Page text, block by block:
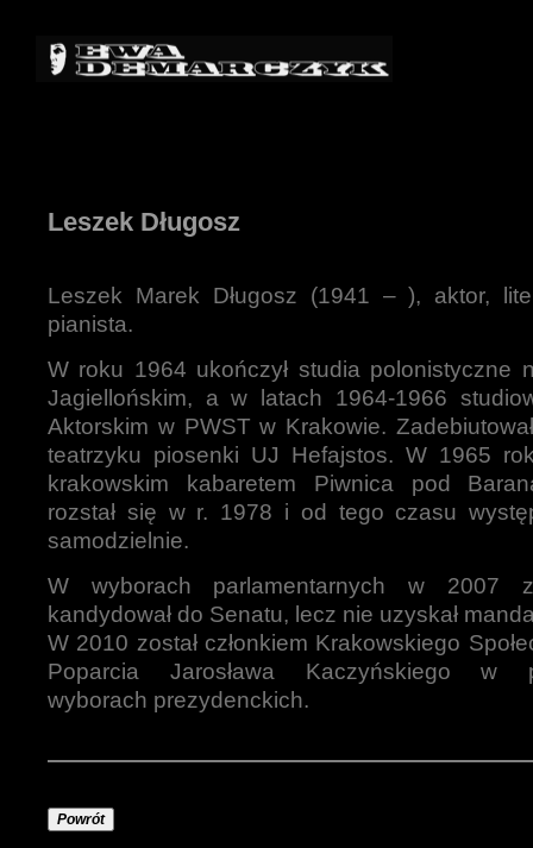
Leszek Długosz
Leszek Marek Długosz (1941 – ), aktor,
pianista.
W roku 1964 ukończył studia polonistyczne
Jagiellońskim, a w latach 1964-1966
Aktorskim w PWST w Krakowie.
teatrzyku piosenki UJ Hefajstos. W 1965
krakowskim kabaretem Piwnica pod
rozstał się w r. 1978 i od tego czasu
samodzielnie.
W wyborach parlamentarnych w 2007
kandydował do Senatu, lecz nie uzyskał
W 2010 został członkiem Krakowskiego
Poparcia Jarosława Kaczyńskiego w
wyborach prezydenckich.
Powrót